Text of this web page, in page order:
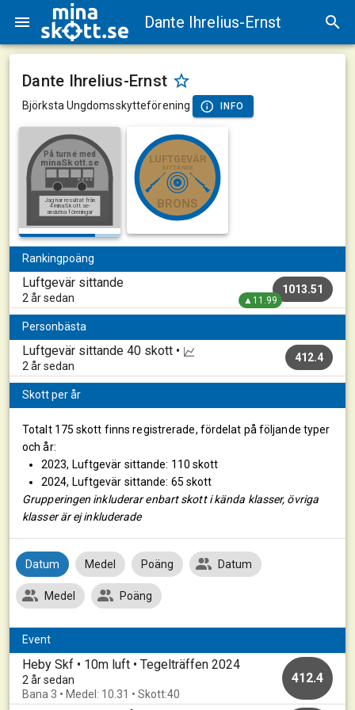
Dante Ihrelius-Ernst
Dante Ihrelius-Ernst
Björksta Ungdomsskytteförening INFO
minaSkott.se
På turné med
Jag har resultat från
4 minaSkott.se-
anslutna föreningar
LUFTGEVÄR
SITTANDE
BRONS
Rankingpoäng
Luftgevär sittande
2 år sedan
1013.51
▲11.99
Personbästa
Luftgevär sittande 40 skott •
2 år sedan
412.4
Skott per år
Totalt 175 skott finns registrerade, fördelat på följande typer
och år:
2023, Luftgevär sittande: 110 skott
2024, Luftgevär sittande: 65 skott
Grupperingen inkluderar enbart skott i kända klasser, övriga
klasser är ej inkluderade
Datum Medel Poäng Datum
Medel Poäng
Event
Heby Skf • 10m luft • Tegelträffen 2024
2 år sedan
Bana 3 • Medel: 10.31 • Skott:40
412.4